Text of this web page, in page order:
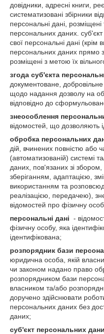
довідники, адресні книги,
систематизовані збірники
персональні дані, розміщені
персональних даних.
свої персональні дані (крім
персональних даних прямо
розміщені з метою їх
згода суб'єкта
документоване,
щодо надання дозволу на
відповідно до
знеособлення
відомостей, що дозволяють
обробка персональних
дій, вчинених повністю або
(автоматизованій) системі
даних, пов'язаних зі
зберіганням, адаптацією,
використанням та
реалізацією, передачею),
відомостей про фізичну
персональні дані -
фізичну особу, яка
ідентифікована;
розпорядник бази
юридична особа, якій
чи законом надано право
розпорядником бази
власником та/або
доручено здійснювати
персональних даних без
даних;
суб'єкт персональних